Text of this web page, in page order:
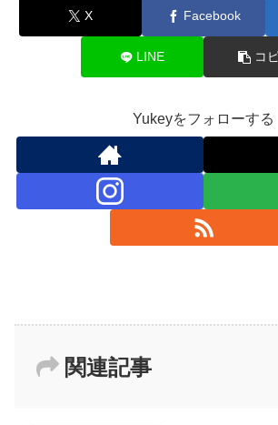
X Facebook
LINE コ
Yukeyをフォローする
関連記事